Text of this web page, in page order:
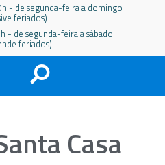
- de segunda-feira a domingo
feriados)
- de segunda-feira a sábado
feriados)
Casa